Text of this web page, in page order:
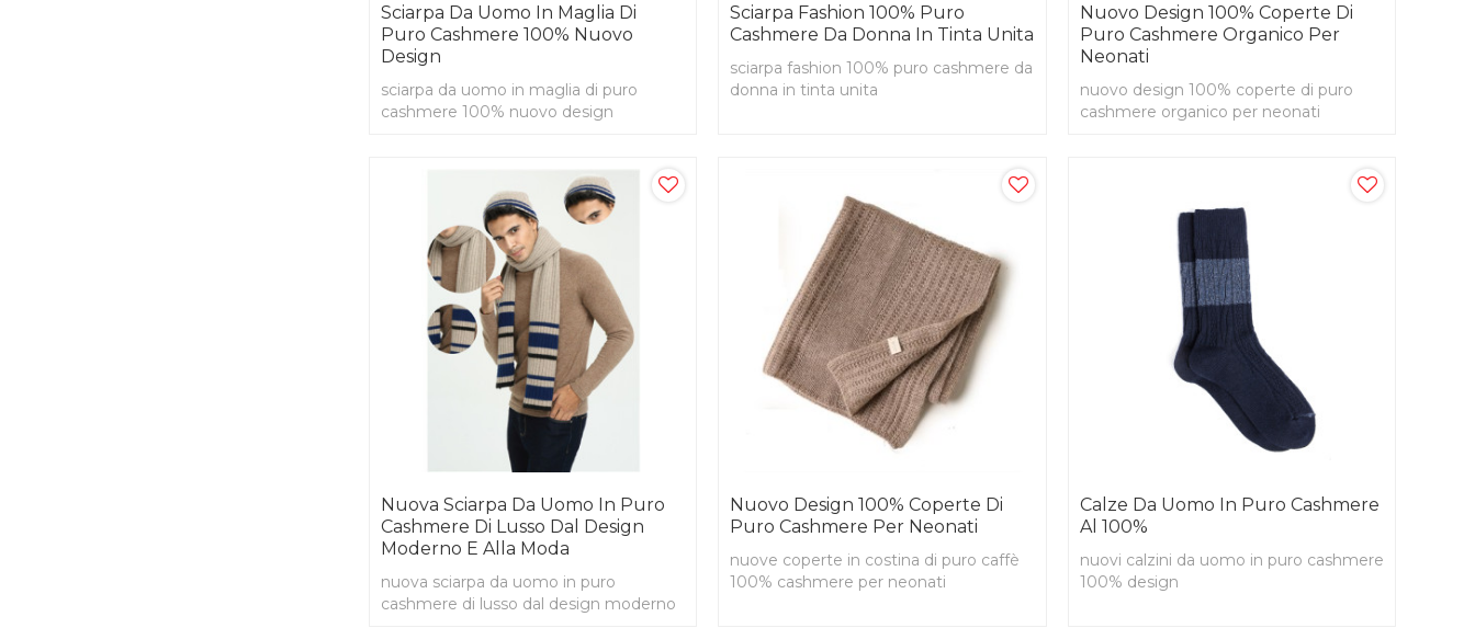
Sciarpa Da Uomo In Maglia Di
Puro Cashmere 100% Nuovo
Design
sciarpa da uomo in maglia di puro
cashmere 100% nuovo design
Sciarpa Fashion 100% Puro
Cashmere Da Donna In Tinta Unita
sciarpa fashion 100% puro cashmere da
donna in tinta unita
Nuovo Design 100% Coperte Di
Puro Cashmere Organico Per
Neonati
nuovo design 100% coperte di puro
cashmere organico per neonati
Nuova Sciarpa Da Uomo In Puro
Cashmere Di Lusso Dal Design
Moderno E Alla Moda
nuova sciarpa da uomo in puro
cashmere di lusso dal design moderno
Nuovo Design 100% Coperte Di
Puro Cashmere Per Neonati
nuove coperte in costina di puro caffè
100% cashmere per neonati
Calze Da Uomo In Puro Cashmere
Al 100%
nuovi calzini da uomo in puro cashmere
100% design